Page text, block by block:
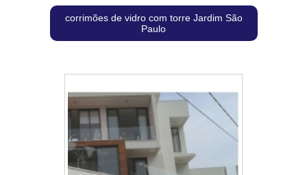
corrimões de vidro com torre Jardim São
Paulo